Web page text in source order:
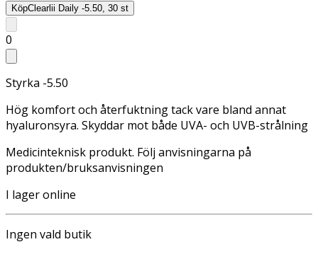
KöpClearlii Daily -5.50, 30 st
0
Styrka -5.50
Hög komfort och återfuktning tack vare bland annat
hyaluronsyra. Skyddar mot både UVA- och UVB-strålning
Medicinteknisk produkt. Följ anvisningarna på
produkten/bruksanvisningen
I lager online
Ingen vald butik